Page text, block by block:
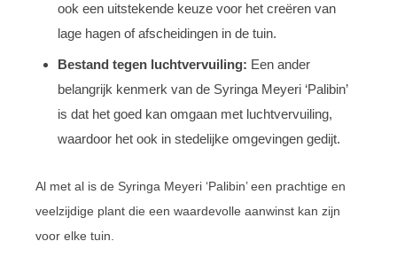
ook een uitstekende keuze voor het creëren van
lage hagen of afscheidingen in de tuin.
Bestand tegen luchtvervuiling: Een ander
belangrijk kenmerk van de Syringa Meyeri ‘Palibin’
is dat het goed kan omgaan met luchtvervuiling,
waardoor het ook in stedelijke omgevingen gedijt.
Al met al is de Syringa Meyeri ‘Palibin’ een prachtige en
veelzijdige plant die een waardevolle aanwinst kan zijn
voor elke tuin.